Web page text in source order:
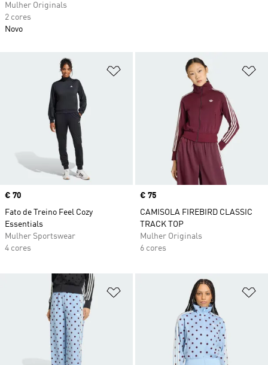
Adicionar à Lista de Desejos
Price
€ 70
Fato de Treino Feel Cozy
Essentials
Mulher Sportswear
4 cores
Price
€ 75
CAMISOLA FIREBIRD CLASSIC
TRACK TOP
Mulher Originals
6 cores
Adicionar à Lista de Desejos
Mulher Originals
2 cores
Novo